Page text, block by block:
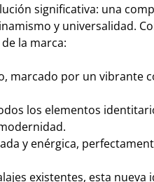
significativa: una
y universalidad.
la marca:
marcado por un vibrante
los elementos
y enérgica,
existentes, esta